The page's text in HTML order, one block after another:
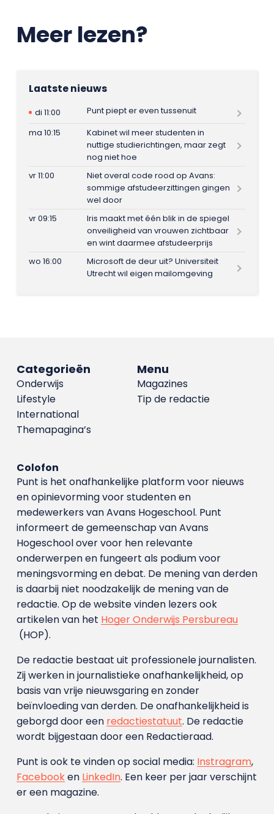
Meer lezen?
Laatste nieuws
di 11:00
Punt piept er even tussenuit
ma 10:15
Kabinet wil meer studenten in
nuttige studierichtingen, maar zegt
nog niet hoe
vr 11:00
Niet overal code rood op Avans:
sommige afstudeerzittingen gingen
wel door
vr 09:15
Iris maakt met één blik in de spiegel
onveiligheid van vrouwen zichtbaar
en wint daarmee afstudeerprijs
wo 16:00
Microsoft de deur uit? Universiteit
Utrecht wil eigen mailomgeving
Menu
Magazines
Tip de redactie
Categorieën
Onderwijs
Lifestyle
International
Themapagina’s
Colofon
Punt is het onafhankelijke platform voor nieuws
en opinievorming voor studenten en
medewerkers van Avans Hoge­school. Punt
informeert de gemeenschap van Avans
Hogeschool over voor hen relevante
onderwerpen en fungeert als podium voor
meningsvorming en debat. De mening van derden
is daarbij niet noodzakelijk de mening van de
redactie. Op de website vinden lezers ook
artikelen van het Hoger Onderwijs Persbureau
(HOP).
De redactie bestaat uit professionele journalisten.
Zij werken in journalistieke onafhankelijkheid, op
basis van vrije nieuwsgaring en zonder
beïnvloeding van derden. De onafhankelijkheid is
geborgd door een redactiestatuut. De redactie
wordt bijgestaan door een Redactieraad.
Punt is ook te vinden op social media: Instragram,
Facebooken LinkedIn. Een keer per jaar verschijnt
er een magazine.